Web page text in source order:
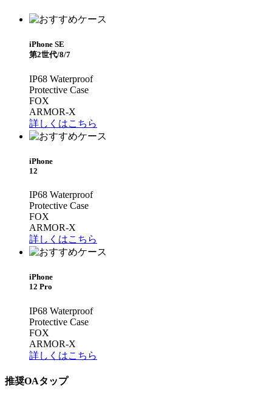
iPhone SE
第2世代/8/7
IP68 Waterproof
Protective Case
FOX
ARMOR-X
詳しくはこちら
iPhone
12
IP68 Waterproof
Protective Case
FOX
ARMOR-X
詳しくはこちら
iPhone
12 Pro
IP68 Waterproof
Protective Case
FOX
ARMOR-X
詳しくはこちら
推奨OAタップ